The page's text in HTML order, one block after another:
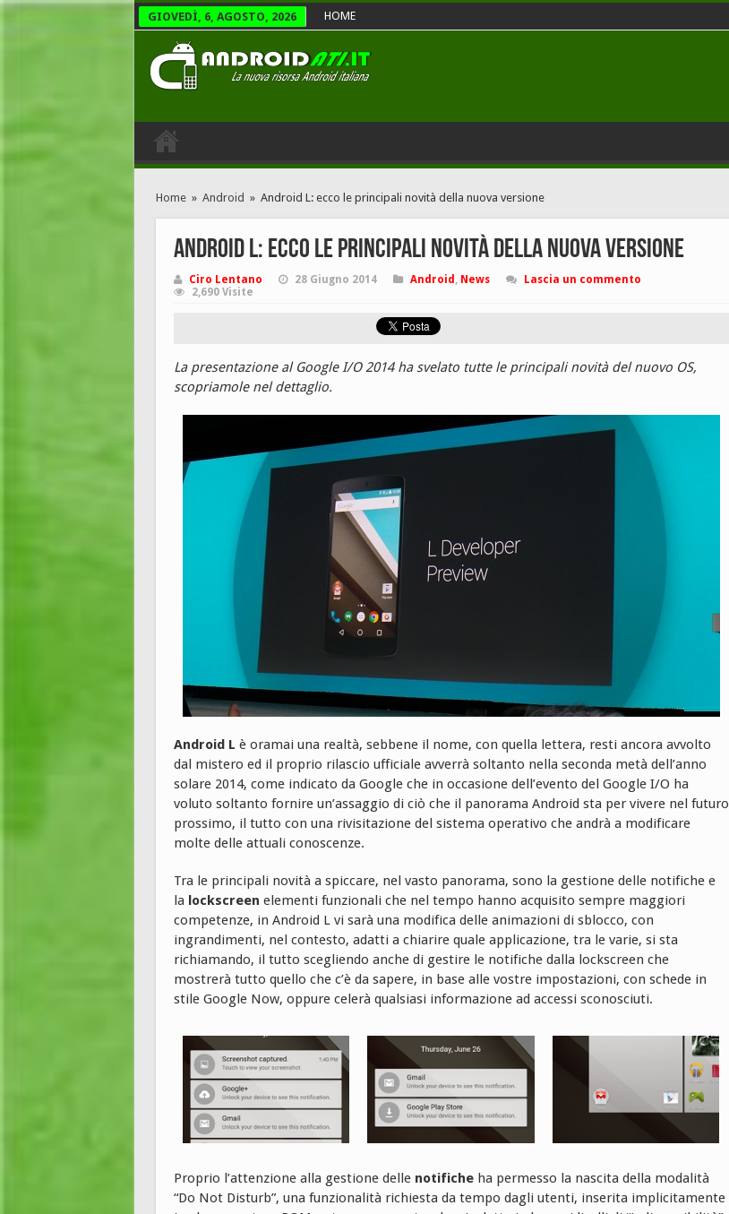
GIOVEDÌ, 6, AGOSTO, 2026 HOME
Home » Android » Android L: ecco le principali novità della nuova versione
Android L: ecco le principali novità della nuova versione
Ciro Lentano 28 Giugno 2014 Android , News
Lascia un commento
2,690 Visite
La presentazione al Google I/O 2014 ha svelato tutte le principali novità del nuovo OS,
scopriamole nel dettaglio.
Android L è oramai una realtà, sebbene il nome, con quella lettera, resti ancora avvolto
dal mistero ed il proprio rilascio ufficiale avverrà soltanto nella seconda metà dell’anno
solare 2014, come indicato da Google che in occasione dell’evento del Google I/O ha
voluto soltanto fornire un’assaggio di ciò che il panorama Android sta per vivere nel futuro
prossimo, il tutto con una rivisitazione del sistema operativo che andrà a modificare
molte delle attuali conoscenze.
Tra le principali novità a spiccare, nel vasto panorama, sono la gestione delle notifiche e
la lockscreen elementi funzionali che nel tempo hanno acquisito sempre maggiori
competenze, in Android L vi sarà una modifica delle animazioni di sblocco, con
ingrandimenti, nel contesto, adatti a chiarire quale applicazione, tra le varie, si sta
richiamando, il tutto scegliendo anche di gestire le notifiche dalla lockscreen che
mostrerà tutto quello che c’è da sapere, in base alle vostre impostazioni, con schede in
stile Google Now, oppure celerà qualsiasi informazione ad accessi sconosciuti.
Proprio l’attenzione alla gestione delle notificheha permesso la nascita della modalità
“Do Not Disturb”, una funzionalità richiesta da tempo dagli utenti, inserita implicitamente